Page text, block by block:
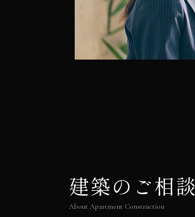
建築のご相談
About Apartment Construction